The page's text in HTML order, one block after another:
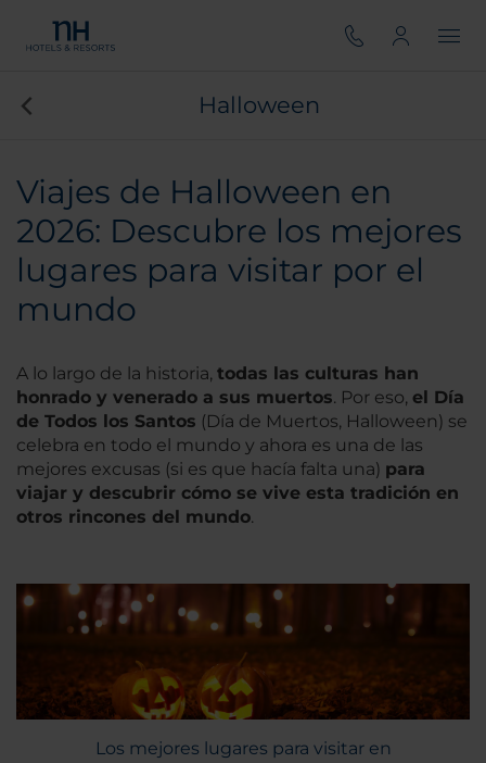
Halloween
Viajes de Halloween en
2026: Descubre los mejores
lugares para visitar por el
mundo
A lo largo de la historia, todas las culturas han
honrado y venerado a sus muertos. Por eso, el Día
de Todos los Santos (Día de Muertos, Halloween) se
celebra en todo el mundo y ahora es una de las
mejores excusas (si es que hacía falta una) para
viajar y descubrir cómo se vive esta tradición en
otros rincones del mundo.
Los mejores lugares para visitar en